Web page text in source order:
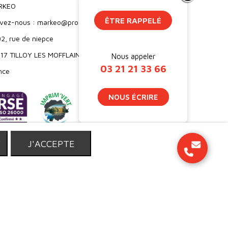
nous : markeo@proebo.fr
rue de niepce
TILLOY LES MOFFLAINES
ÊTRE RAPPELÉ
Nous appeler
03 21 21 33 66
NOUS ÉCRIRE
J'ACCEPTE